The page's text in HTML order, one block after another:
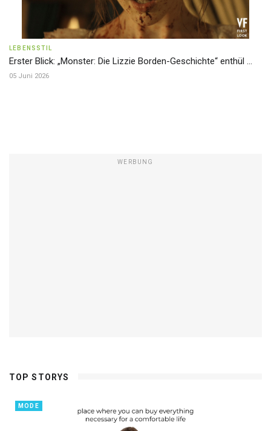
LEBENSSTIL
Erster Blick: „Monster: Die Lizzie Borden-Geschichte“ enthül ...
05 Juni 2026
WERBUNG
TOP STORYS
MODE